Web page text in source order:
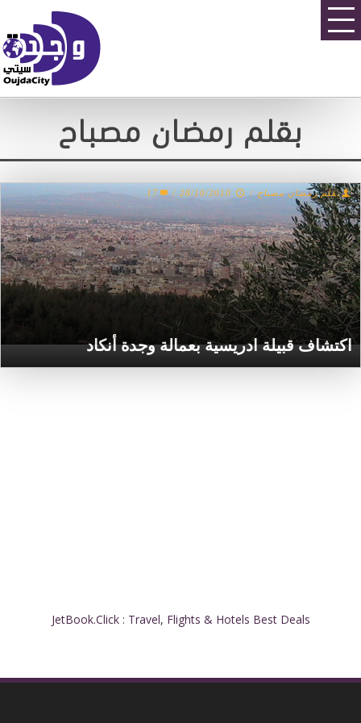
بقلم رمضان مصباح
اكتشاف قبيلة ادريسية بعمالة وجدة أنكاد
بقلم رمضان مصباح /
28/10/2010
/
17
JetBook.Click : Travel, Flights & Hotels Best Deals